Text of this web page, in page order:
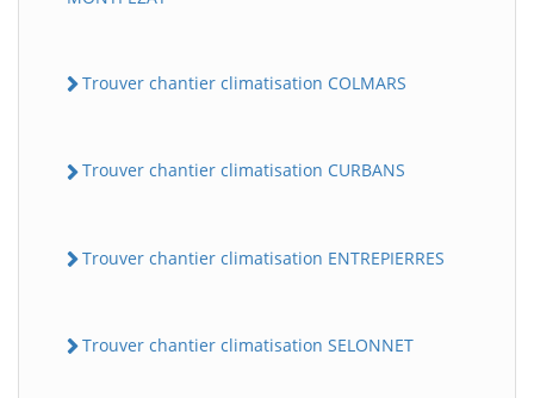
Trouver chantier climatisation COLMARS
Trouver chantier climatisation CURBANS
Trouver chantier climatisation ENTREPIERRES
Trouver chantier climatisation SELONNET